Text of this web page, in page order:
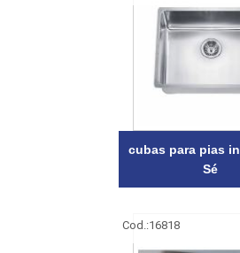
cubas para pias
Sé
Cod.:16818